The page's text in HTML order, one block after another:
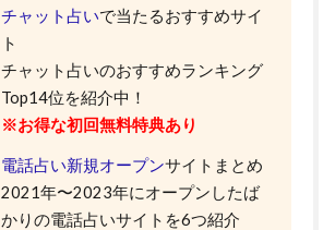
チャット占いで当たるおすすめサイ
ト
チャット占いのおすすめランキング
Top14位を紹介中！
※お得な初回無料特典あり
電話占い新規オープンサイトまとめ
2021年〜2023年にオープンしたば
かりの電話占いサイトを6つ紹介